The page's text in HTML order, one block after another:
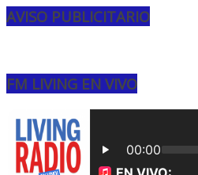
AVISO PUBLICITARIO
FM LIVING EN VIVO